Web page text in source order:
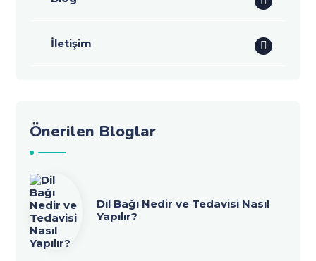
İletişim
Önerilen Bloglar
Dil Bağı Nedir ve Tedavisi Nasıl
Yapılır?